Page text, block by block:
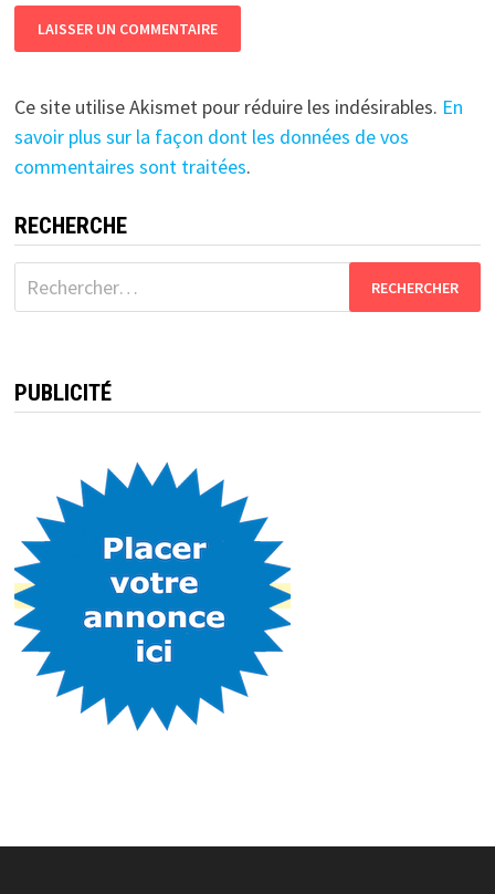
Ce site utilise Akismet pour réduire les indésirables. En
savoir plus sur la façon dont les données de vos
commentaires sont traitées.
RECHERCHE
Rechercher :
PUBLICITÉ